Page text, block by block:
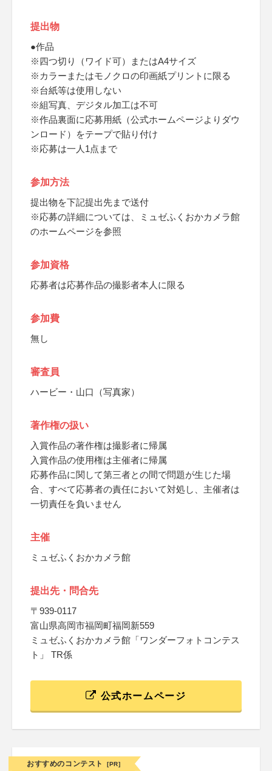
提出物
●作品
※四つ切り（ワイド可）またはA4サイズ
※カラーまたはモノクロの印画紙プリントに限る
※台紙等は使用しない
※組写真、デジタル加工は不可
※作品裏面に応募用紙（公式ホームページよりダウ
ンロード）をテープで貼り付け
※応募は一人1点まで
参加方法
提出物を下記提出先まで送付
※応募の詳細については、ミュゼふくおかカメラ館
のホームページを参照
参加資格
応募者は応募作品の撮影者本人に限る
参加費
無し
審査員
ハービー・山口（写真家）
著作権の扱い
入賞作品の著作権は撮影者に帰属
入賞作品の使用権は主催者に帰属
応募作品に関して第三者との間で問題が生じた場
合、すべて応募者の責任において対処し、主催者は
一切責任を負いません
主催
ミュゼふくおかカメラ館
提出先・問合先
〒939-0117
富山県高岡市福岡町福岡新559
ミュゼふくおかカメラ館「ワンダーフォトコンテス
ト」 TR係
公式ホームページ
おすすめのコンテスト [PR]